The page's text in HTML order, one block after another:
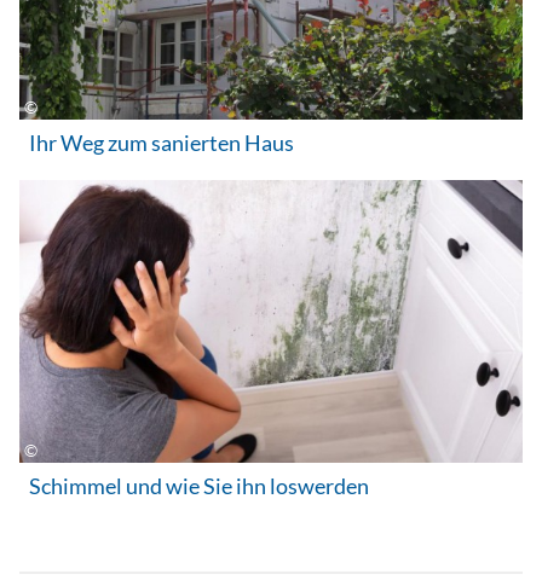
Ihr Weg zum sanierten Haus
Schimmel und wie Sie ihn loswerden